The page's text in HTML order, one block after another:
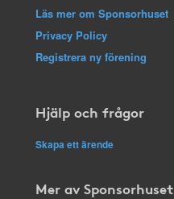
Läs mer om Sponsorhuset
Privacy Policy
Registrera ny förening
Hjälp och frågor
Skapa ett ärende
Mer av Sponsorhuset